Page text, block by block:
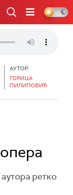
АУТОР:
ГОРИЦА
ПИЛИПОВИЋ
ретко